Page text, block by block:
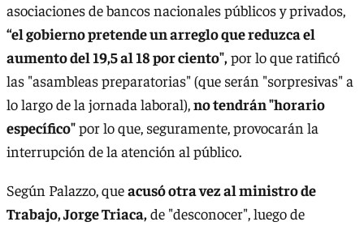
asociaciones de bancos nacionales públicos y privados,
“el gobierno pretende un arreglo que reduzca el
aumento del 19,5 al 18 por ciento",por lo que ratificó
las "asambleas preparatorias" (que serán "sorpresivas" a
lo largo de la jornada laboral),no tendrán "horario
específico"por lo que, seguramente, provocarán la
interrupción de la atención al público.
Según Palazzo, queacusó otra vez al ministro de
Trabajo, Jorge Triaca,de "desconocer", luego de